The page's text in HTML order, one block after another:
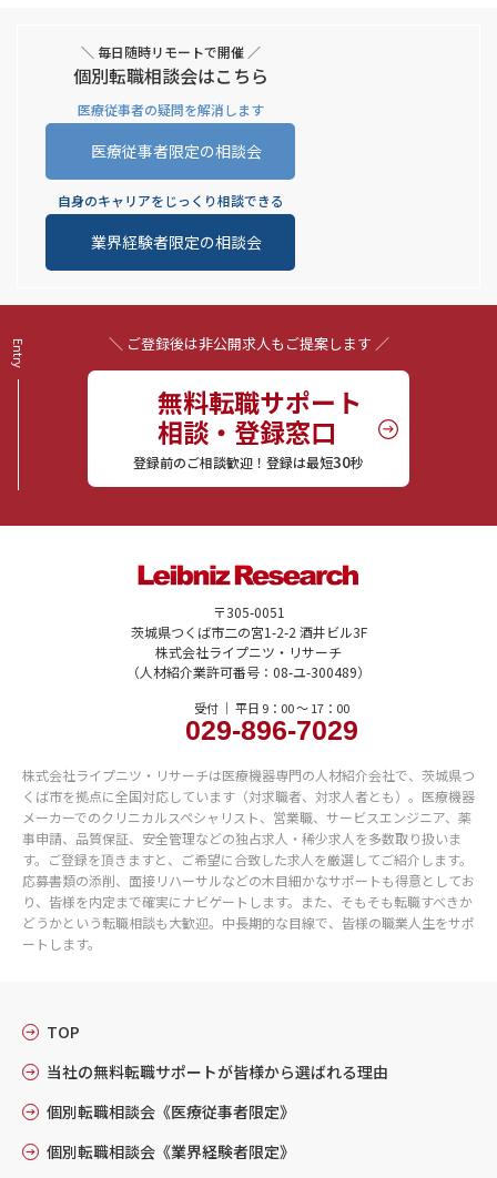
＼ 毎日随時リモートで開催 ／
個別転職相談会はこちら
医療従事者の疑問を解消します
医療従事者限定の相談会
自身のキャリアをじっくり相談できる
業界経験者限定の相談会
＼ ご登録後は非公開求人もご提案します ／
無料転職サポート
相談・登録窓口
登録前のご相談歓迎！登録は最短30秒
〒305-0051
茨城県つくば市二の宮1-2-2 酒井ビル3F
株式会社ライプニツ・リサーチ
（人材紹介業許可番号：08-ユ-300489）
受付 ｜ 平日 9：00 〜 17：00
029-896-7029
株式会社ライプニツ・リサーチは医療機器専門の人材紹介会社で、茨城県つ
くば市を拠点に全国対応しています（対求職者、対求人者とも）。医療機器
メーカーでのクリニカルスペシャリスト、営業職、サービスエンジニア、薬
事申請、品質保証、安全管理などの独占求人・稀少求人を多数取り扱いま
す。ご登録を頂きますと、ご希望に合致した求人を厳選してご紹介します。
応募書類の添削、面接リハーサルなどの木目細かなサポートも得意としてお
り、皆様を内定まで確実にナビゲートします。また、そもそも転職すべきか
どうかという転職相談も大歓迎。中長期的な目線で、皆様の職業人生をサポ
ートします。
TOP
当社の無料転職サポートが皆様から選ばれる理由
個別転職相談会 《医療従事者限定》
個別転職相談会 《業界経験者限定》